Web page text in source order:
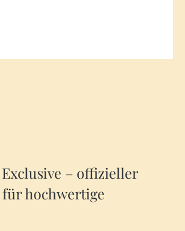
Exclusive – offizieller
hochwertige